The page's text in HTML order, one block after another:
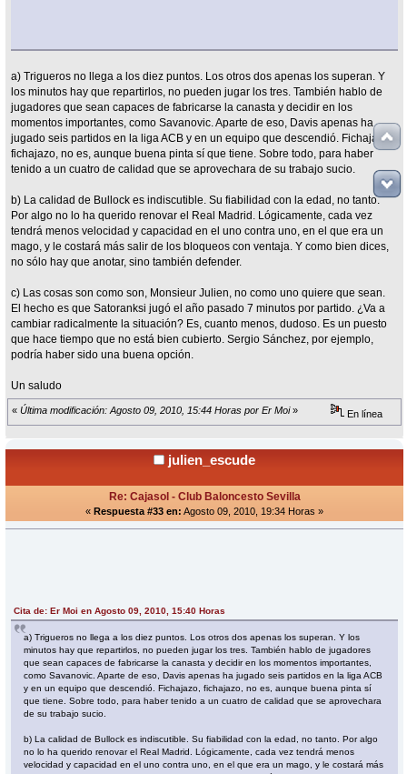
a) Trigueros no llega a los diez puntos. Los otros dos apenas los superan. Y
los minutos hay que repartirlos, no pueden jugar los tres. También hablo de
jugadores que sean capaces de fabricarse la canasta y decidir en los
momentos importantes, como Savanovic. Aparte de eso, Davis apenas ha
jugado seis partidos en la liga ACB y en un equipo que descendió. Fichajazo,
fichajazo, no es, aunque buena pinta sí que tiene. Sobre todo, para haber
tenido a un cuatro de calidad que se aprovechara de su trabajo sucio.
b) La calidad de Bullock es indiscutible. Su fiabilidad con la edad, no tanto.
Por algo no lo ha querido renovar el Real Madrid. Lógicamente, cada vez
tendrá menos velocidad y capacidad en el uno contra uno, en el que era un
mago, y le costará más salir de los bloqueos con ventaja. Y como bien dices,
no sólo hay que anotar, sino también defender.
c) Las cosas son como son, Monsieur Julien, no como uno quiere que sean.
El hecho es que Satoranksi jugó el año pasado 7 minutos por partido. ¿Va a
cambiar radicalmente la situación? Es, cuanto menos, dudoso. Es un puesto
que hace tiempo que no está bien cubierto. Sergio Sánchez, por ejemplo,
podría haber sido una buena opción.
Un saludo
« Última modificación: Agosto 09, 2010, 15:44 Horas por Er Moi» En línea
julien_escude
Re: Cajasol - Club Baloncesto Sevilla
« Respuesta #33 en: Agosto 09, 2010, 19:34 Horas »
Cita de: Er Moi en Agosto 09, 2010, 15:40 Horas
a) Trigueros no llega a los diez puntos. Los otros dos apenas los superan. Y los
minutos hay que repartirlos, no pueden jugar los tres. También hablo de jugadores
que sean capaces de fabricarse la canasta y decidir en los momentos importantes,
como Savanovic. Aparte de eso, Davis apenas ha jugado seis partidos en la liga ACB
y en un equipo que descendió. Fichajazo, fichajazo, no es, aunque buena pinta sí
que tiene. Sobre todo, para haber tenido a un cuatro de calidad que se aprovechara
de su trabajo sucio.
b) La calidad de Bullock es indiscutible. Su fiabilidad con la edad, no tanto. Por algo
no lo ha querido renovar el Real Madrid. Lógicamente, cada vez tendrá menos
velocidad y capacidad en el uno contra uno, en el que era un mago, y le costará más